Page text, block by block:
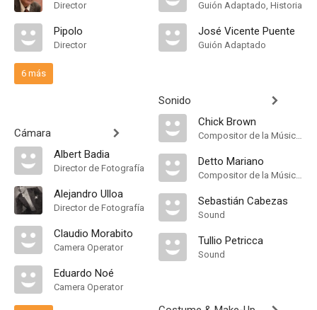
Director
Pipolo
Director
6 más
Cámara
Albert Badia
Director de Fotografía
Alejandro Ulloa
Director de Fotografía
Claudio Morabito
Camera Operator
Eduardo Noé
Camera Operator
Guión Adaptado, Historia
José Vicente Puente
Guión Adaptado
Sonido
Chick Brown
Compositor de la Música Original
Detto Mariano
Compositor de la Música Original
Sebastián Cabezas
Sound
Tullio Petricca
Sound